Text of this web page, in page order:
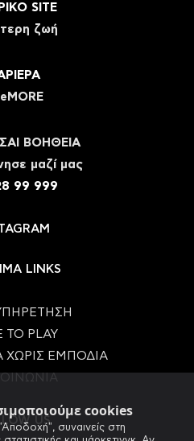
cookies
συναινείς στη
SITE
ζωή
ΒΟΗΘΕΙΑ
μαζί μας
99 999
LINKS
TO PLAY
ΧΩΡΙΣ ΕΜΠΟΔΙΑ
US